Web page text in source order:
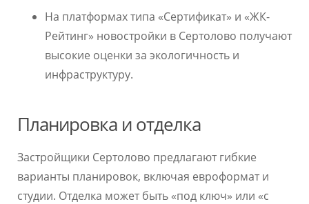
На платформах типа «Сертификат» и «ЖК-
Рейтинг» новостройки в Сертолово получают
высокие оценки за экологичность и
инфраструктуру.
Планировка и отделка
Застройщики Сертолово предлагают гибкие
варианты планировок, включая евроформат и
студии. Отделка может быть «под ключ» или «с